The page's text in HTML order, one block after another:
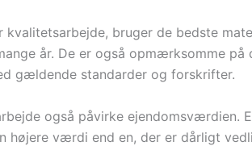
kvalitetsarbejde, bruger de bedste
år. De er også opmærksomme
gældende standarder og forskrifter.
også påvirke ejendomsværdien.
højere værdi end en, der er dårligt